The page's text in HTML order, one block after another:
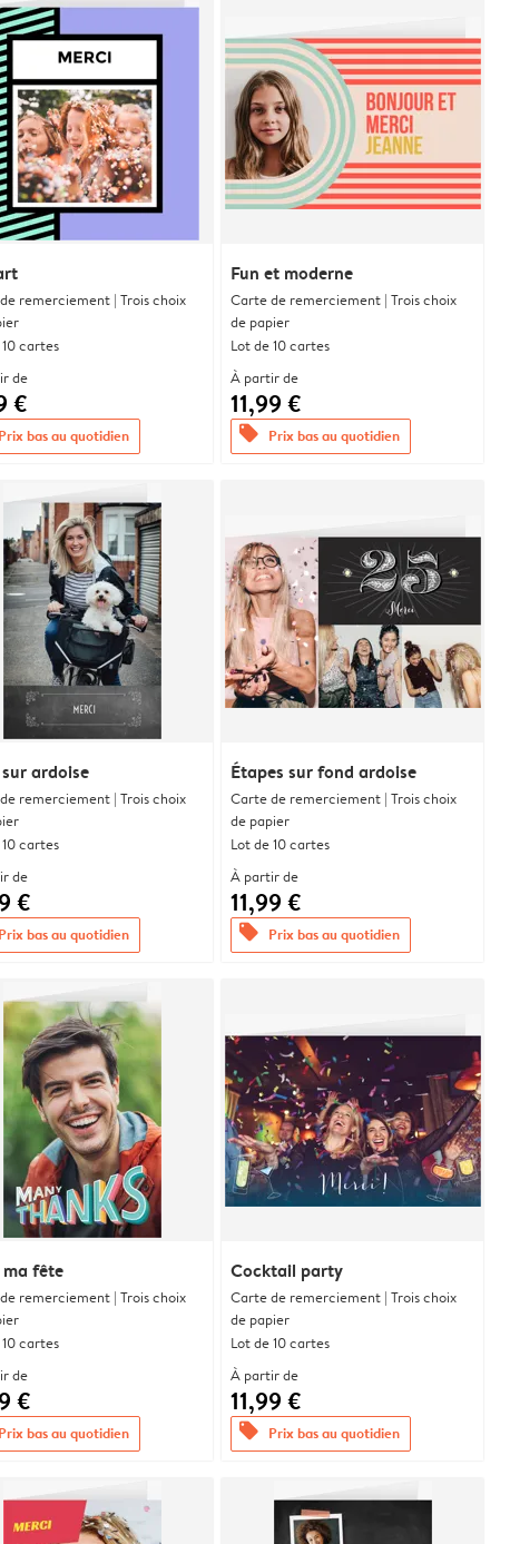
remerciement | Trois choix
cartes
de
€
Prix bas au quotidien
Fun et moderne
Carte de remerciement | Trois choix
de papier
Lot de 10 cartes
À partir de
11,99 €
offers Prix bas au quotidien
ardoise
remerciement | Trois choix
cartes
de
€
Prix bas au quotidien
Étapes sur fond ardoise
Carte de remerciement | Trois choix
de papier
Lot de 10 cartes
À partir de
11,99 €
offers Prix bas au quotidien
fête
remerciement | Trois choix
cartes
de
€
Prix bas au quotidien
Cocktail party
Carte de remerciement | Trois choix
de papier
Lot de 10 cartes
À partir de
11,99 €
offers Prix bas au quotidien